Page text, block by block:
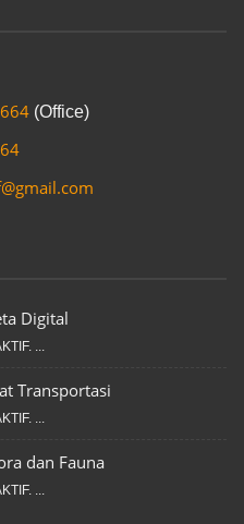
(Office)
Digital
...
Transportasi
...
dan Fauna
...